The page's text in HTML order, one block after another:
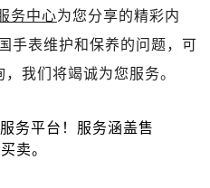
内蒙古自治区包头市青山区幸福路甲3号王府井百货名表维修万国售后服务中心（需提前预约）
内蒙古自治区呼伦贝尔市海拉尔区中央街万国售后服务中心（需提前预约）
务中心为您分享的精彩内
手表维护和保养的问题，可
我们将竭诚为您服务。